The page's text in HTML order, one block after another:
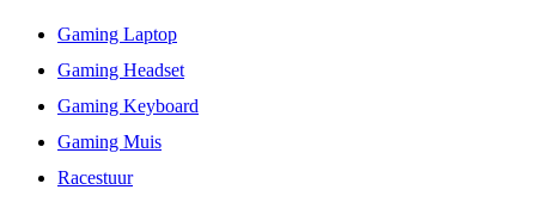
Gaming Laptop
Gaming Headset
Gaming Keyboard
Gaming Muis
Racestuur